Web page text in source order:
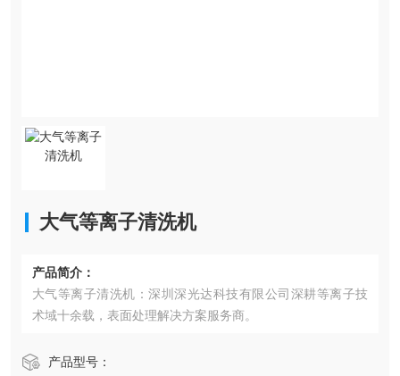
大气等离子清洗机
产品简介：
大气等离子清洗机：深圳深光达科技有限公司深耕等离子技
术域十余载，表面处理解决方案服务商。
产品型号：